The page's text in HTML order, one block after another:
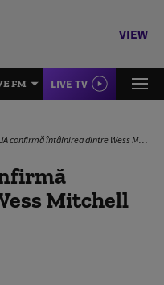
VIEW
FM LIVE TV
întâlnirea dintre Wess Mitchell și Liviu Dragnea
Mitchell